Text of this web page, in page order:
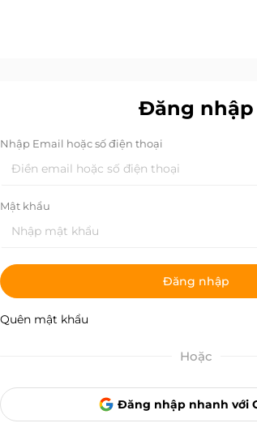
Đăng nhập
Nhập Email hoặc số điện thoại
Mật khẩu
Đăng nhập
Quên mật khẩu
Hoặc
Đăng nhập nhanh với